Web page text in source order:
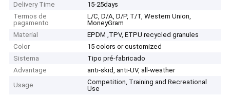
Delivery Time
15-25days
Termos de
pagamento
L/C, D/A, D/P, T/T, Western Union,
MoneyGram
Material
EPDM ,TPV, ETPU recycled granules
Color
15 colors or customized
Sistema
Tipo pré-fabricado
Advantage
anti-skid, anti-UV, all-weather
Usage
Competition, Training and Recreational
Use